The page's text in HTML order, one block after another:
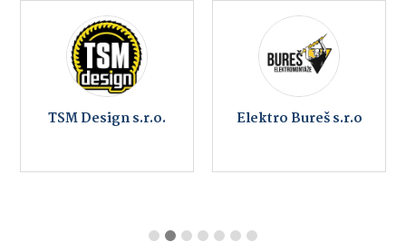
TSM Design s.r.o. Elektro Bureš s.r.o